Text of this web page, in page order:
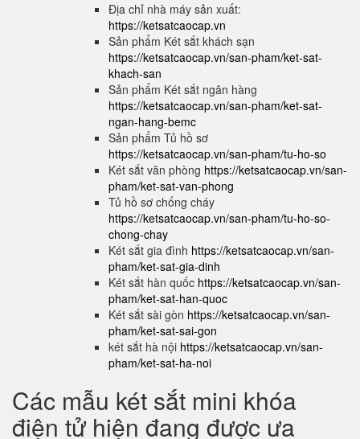
Địa chỉ nhà máy sản xuất:
https://ketsatcaocap.vn
Sản phẩm Két sắt khách sạn
https://ketsatcaocap.vn/san-pham/ket-sat-
khach-san
Sản phẩm Két sắt ngân hàng
https://ketsatcaocap.vn/san-pham/ket-sat-
ngan-hang-bemc
Sản phẩm Tủ hồ sơ
https://ketsatcaocap.vn/san-pham/tu-ho-so
Két sắt văn phòng https://ketsatcaocap.vn/san-
pham/ket-sat-van-phong
Tủ hồ sơ chống cháy
https://ketsatcaocap.vn/san-pham/tu-ho-so-
chong-chay
Két sắt gia đình https://ketsatcaocap.vn/san-
pham/ket-sat-gia-dinh
Két sắt hàn quốc https://ketsatcaocap.vn/san-
pham/ket-sat-han-quoc
Két sắt sài gòn https://ketsatcaocap.vn/san-
pham/ket-sat-sai-gon
két sắt hà nội https://ketsatcaocap.vn/san-
pham/ket-sat-ha-noi
Các mẫu két sắt mini khóa
điện tử hiện đang được ưa